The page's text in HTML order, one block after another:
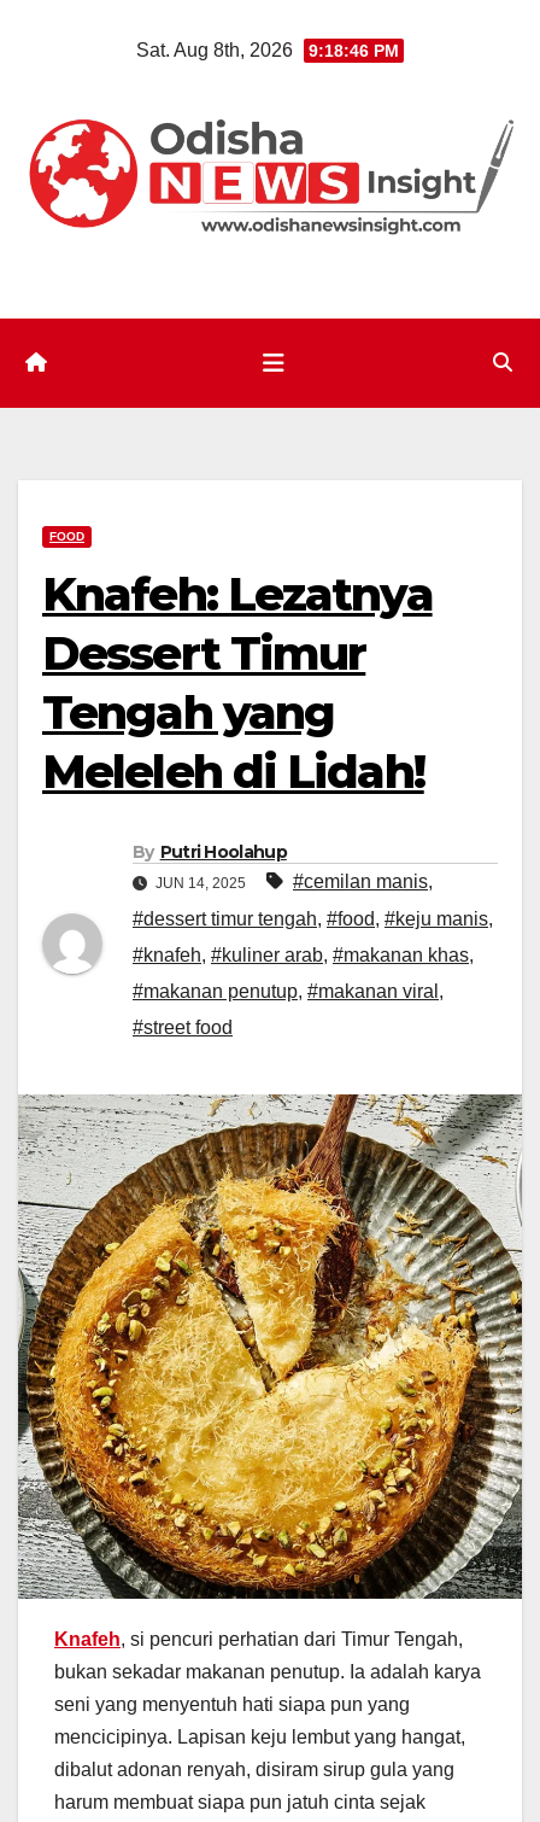
Sat. Aug 8th, 2026 9:18:46 PM
FOOD
Knafeh: Lezatnya
Dessert Timur
Tengah yang
Meleleh di Lidah!
By Putri Hoolahup
JUN 14, 2025 #cemilan manis,
#dessert timur tengah, #food, #keju manis,
#knafeh, #kuliner arab, #makanan khas,
#makanan penutup, #makanan viral ,
#street food
Knafeh, si pencuri perhatian dari Timur Tengah,
bukan sekadar makanan penutup. Ia adalah karya
seni yang menyentuh hati siapa pun yang
mencicipinya. Lapisan keju lembut yang hangat,
dibalut adonan renyah, disiram sirup gula yang
harum membuat siapa pun jatuh cinta sejak